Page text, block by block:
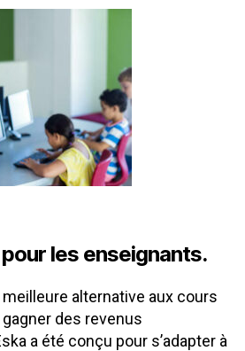
les enseignants.
meilleure alternative aux cours
des revenus
a été conçu pour s’adapter à